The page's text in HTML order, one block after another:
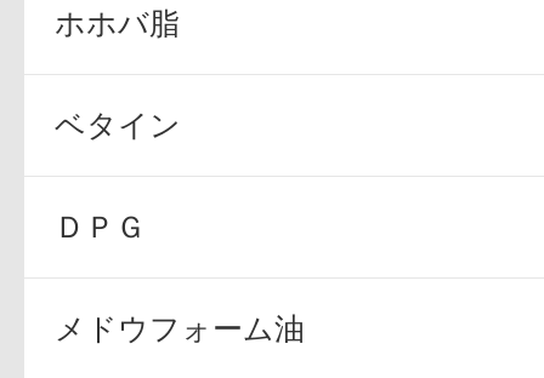
スキンクリア
ホホバ脂
ベタイン
ＤＰＧ
メドウフォーム油